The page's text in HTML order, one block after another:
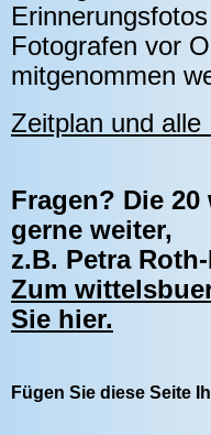
Fotografen vor
mitgenommen
Zeitplan und
Fragen? Die
gerne weiter,
z.B. Petra
Zum
Sie hier.
Fügen Sie diese Seite